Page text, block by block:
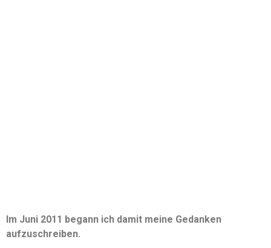
Im Juni 2011 begann ich damit meine Gedanken
aufzuschreiben.